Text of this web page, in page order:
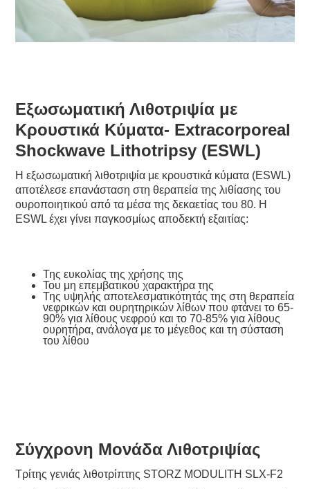
Εξωσωματική Λιθοτριψία με
Κρουστικά Κύματα- Extracorporeal
Shockwave Lithotripsy (ESWL)
H εξωσωματική λιθοτριψία με κρουστικά κύματα (ESWL)
αποτέλεσε επανάσταση στη θεραπεία της λιθίασης του
ουροποιητικού από τα μέσα της δεκαετίας του 80. Η
ESWL έχει γίνει παγκοσμίως αποδεκτή εξαιτίας:
Της ευκολίας της χρήσης της
Του μη επεμβατικού χαρακτήρα της
Της υψηλής αποτελεσματικότητάς της στη θεραπεία
νεφρικών και ουρητηρικών λίθων που φτάνει το 65-
90% για λίθους νεφρού και το 70-85% για λίθους
ουρητήρα, ανάλογα με το μέγεθος και τη σύσταση
του λίθου
Σύγχρονη Μονάδα Λιθοτριψίας
Τρίτης γενιάς λιθοτρίπτης STORZ MODULITH SLX-F2